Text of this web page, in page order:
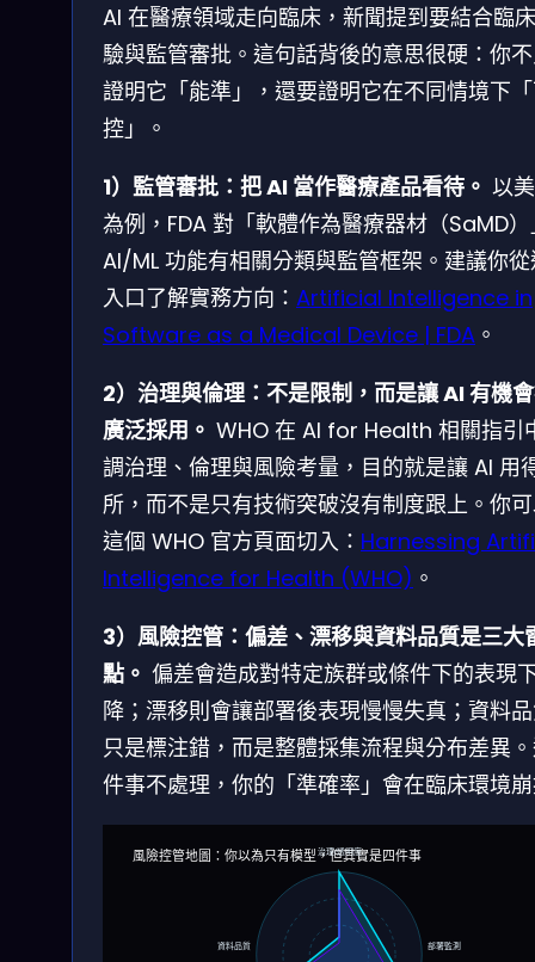
AI 在醫療領域走向臨床，新聞提到要結合臨
驗與監管審批。這句話背後的意思很硬：你
證明它「能準」，還要證明它在不同情境下
控」。
1）監管審批：把 AI 當作醫療產品看待。 以
為例，FDA 對「軟體作為醫療器材（SaMD
AI/ML 功能有相關分類與監管框架。建議你
入口了解實務方向： Artificial Intelligence in
Software as a Medical Device | FDA 。
2）治理與倫理：不是限制，而是讓 AI 有機
廣泛採用。 WHO 在 AI for Health 相關指引
調治理、倫理與風險考量，目的就是讓 AI 用
所，而不是只有技術突破沒有制度跟上。你
這個 WHO 官方頁面切入： Harnessing
Intelligence for Health (WHO) 。
3）風險控管：偏差、漂移與資料品質是三大
點。 偏差會造成對特定族群或條件下的表現
降；漂移則會讓部署後表現慢慢失真；資料
只是標注錯，而是整體採集流程與分布差異
件事不處理，你的「準確率」會在臨床環境
風險控管地圖：你以為只有模型，但其實是四件事
治理/透明度
部署監測
資料品質